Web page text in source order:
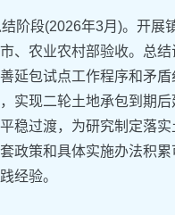
阶段(2026年3月)。开展
、农业农村部验收。总
延包试点工作程序和矛
实现二轮土地承包到期后
稳过渡，为研究制定落
政策和具体实施办法积
经验。